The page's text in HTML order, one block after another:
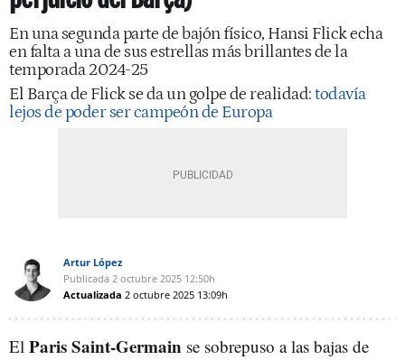
En una segunda parte de bajón físico, Hansi Flick echa
en falta a una de sus estrellas más brillantes de la
temporada 2024-25
El Barça de Flick se da un golpe de realidad:todavía
lejos de poder ser campeón de Europa
Artur López
Publicada 2 octubre 2025 12:50h
Actualizada 2 octubre 2025 13:09h
El Paris Saint-Germain se sobrepuso a las bajas de